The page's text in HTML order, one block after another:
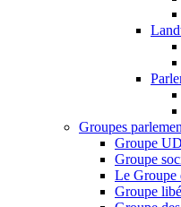
Groupes
Groupe
Groupe
Le Groupe
Groupe